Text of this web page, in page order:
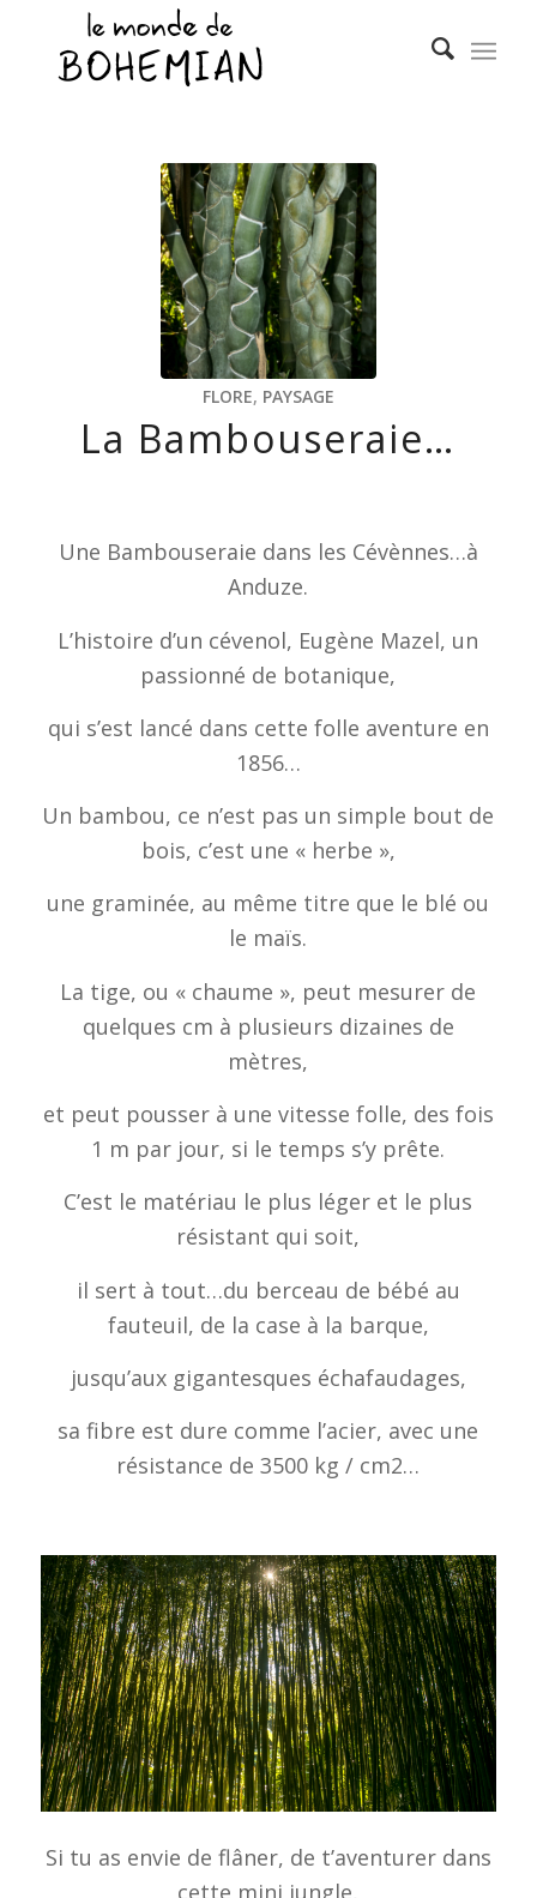
FLORE, PAYSAGE
La Bambouseraie…
Une Bambouseraie dans les Cévènnes…à
Anduze.
L’histoire d’un cévenol, Eugène Mazel, un
passionné de botanique,
qui s’est lancé dans cette folle aventure en
1856…
Un bambou, ce n’est pas un simple bout de
bois, c’est une « herbe »,
une graminée, au même titre que le blé ou
le maïs.
La tige, ou « chaume », peut mesurer de
quelques cm à plusieurs dizaines de
mètres,
et peut pousser à une vitesse folle, des fois
1 m par jour, si le temps s’y prête.
C’est le matériau le plus léger et le plus
résistant qui soit,
il sert à tout…du berceau de bébé au
fauteuil, de la case à la barque,
jusqu’aux gigantesques échafaudages,
sa fibre est dure comme l’acier, avec une
résistance de 3500 kg / cm2…
Si tu as envie de flâner, de t’aventurer dans
cette mini jungle,